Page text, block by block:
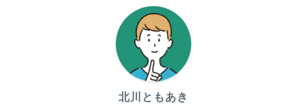
北川ともあき